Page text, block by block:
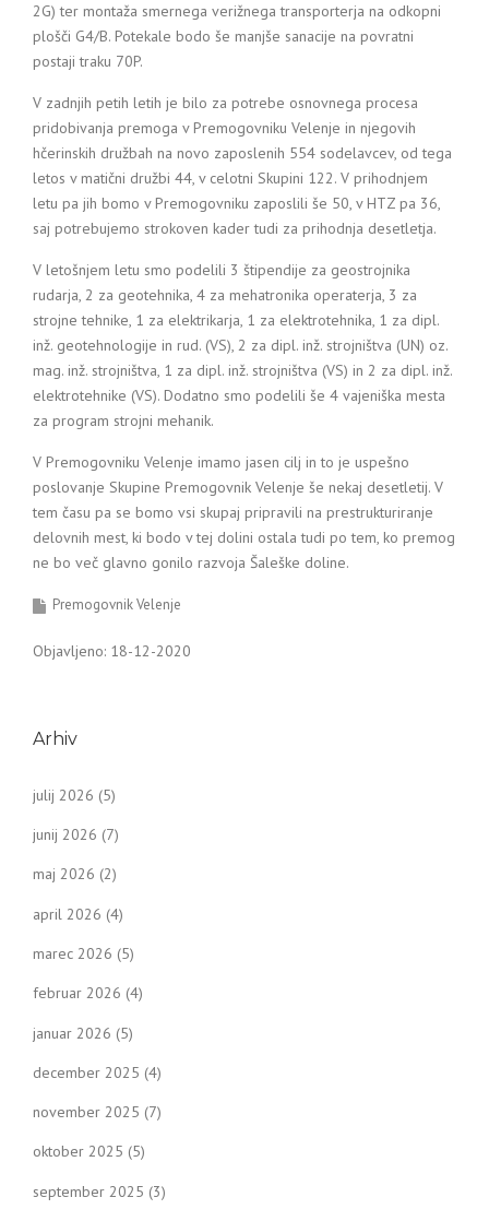
2G) ter montaža smernega verižnega transporterja na odkopni
plošči G4/B. Potekale bodo še manjše sanacije na povratni
postaji traku 70P.
V zadnjih petih letih je bilo za potrebe osnovnega procesa
pridobivanja premoga v Premogovniku Velenje in njegovih
hčerinskih družbah na novo zaposlenih 554 sodelavcev, od tega
letos v matični družbi 44, v celotni Skupini 122. V prihodnjem
letu pa jih bomo v Premogovniku zaposlili še 50, v HTZ pa 36,
saj potrebujemo strokoven kader tudi za prihodnja desetletja.
V letošnjem letu smo podelili 3 štipendije za geostrojnika
rudarja, 2 za geotehnika, 4 za mehatronika operaterja, 3 za
strojne tehnike, 1 za elektrikarja, 1 za elektrotehnika, 1 za dipl.
inž. geotehnologije in rud. (VS), 2 za dipl. inž. strojništva (UN) oz.
mag. inž. strojništva, 1 za dipl. inž. strojništva (VS) in 2 za dipl. inž.
elektrotehnike (VS). Dodatno smo podelili še 4 vajeniška mesta
za program strojni mehanik.
V Premogovniku Velenje imamo jasen cilj in to je uspešno
poslovanje Skupine Premogovnik Velenje še nekaj desetletij. V
tem času pa se bomo vsi skupaj pripravili na prestrukturiranje
delovnih mest, ki bodo v tej dolini ostala tudi po tem, ko premog
ne bo več glavno gonilo razvoja Šaleške doline.
Premogovnik Velenje
Objavljeno: 18-12-2020
Arhiv
julij 2026 (5)
junij 2026 (7)
maj 2026 (2)
april 2026 (4)
marec 2026 (5)
februar 2026 (4)
januar 2026 (5)
december 2025 (4)
november 2025 (7)
oktober 2025 (5)
september 2025 (3)